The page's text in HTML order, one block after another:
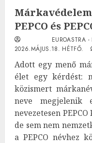
PEPCO és
EUROASTRA -
2026.MÁJUS.18. HÉTFŐ.
Adott egy menő
élet egy kérdést:
közismert
neve megjelenik
nevezetesen
de sem nem
a PEPCO névhez